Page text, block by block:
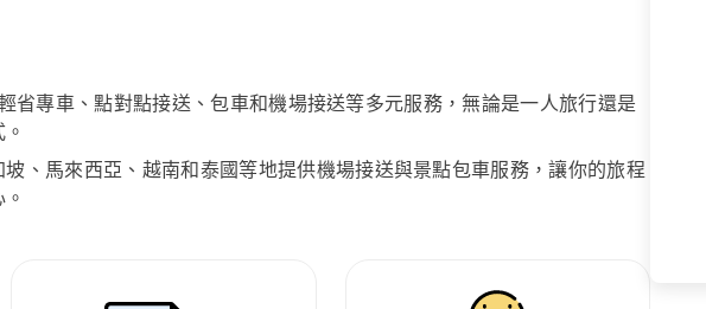
專車、點對點接送、包車和機場接送等多元服務，無論是一人旅行還是
、馬來西亞、越南和泰國等地提供機場接送與景點包車服務，讓你的旅程